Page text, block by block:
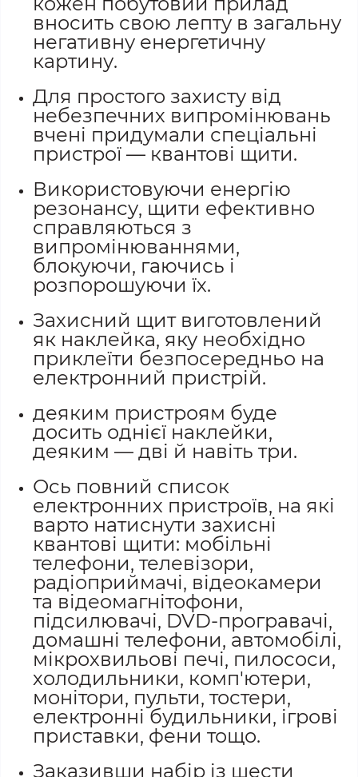
вносить свою лепту в загальну
негативну енергетичну
картину.
Для простого захисту від
небезпечних випромінювань
вчені придумали спеціальні
пристрої — квантові щити.
Використовуючи енергію
резонансу, щити ефективно
справляються з
випромінюваннями,
блокуючи, гаючись і
розпорошуючи їх.
Захисний щит виготовлений
як наклейка, яку необхідно
приклеїти безпосередньо на
електронний пристрій.
деяким пристроям буде
досить однієї наклейки,
деяким — дві й навіть три.
Ось повний список
електронних пристроїв, на які
варто натиснути захисні
квантові щити: мобільні
телефони, телевізори,
радіоприймачі, відеокамери
та відеомагнітофони,
підсилювачі, DVD-програвачі,
домашні телефони, автомобілі,
мікрохвильові печі, пилососи,
холодильники, комп'ютери,
монітори, пульти, тостери,
електронні будильники, ігрові
приставки, фени тощо.
Заказивши набір із шести